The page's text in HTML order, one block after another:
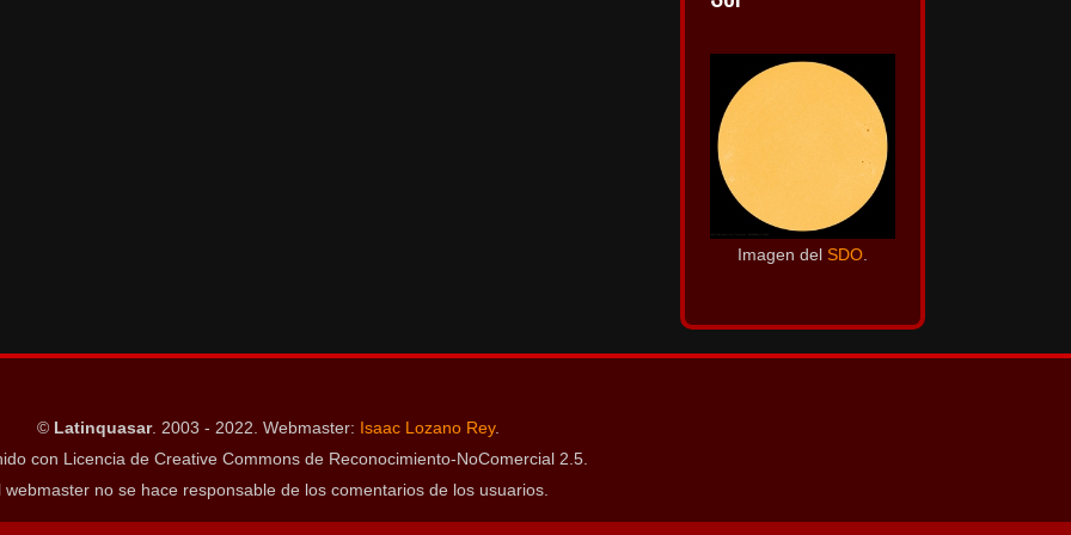
Imagen del SDO
© Latinquasar. 2003 - 2022. Webmaster: Isaac Lozano Rey.
con Licencia de Creative Commons de Reconocimiento-NoComercial 2.5.
webmaster no se hace responsable de los comentarios de los usuarios.